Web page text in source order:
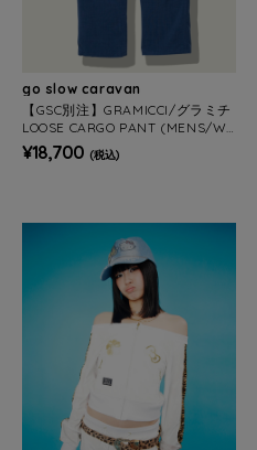
go slow caravan
【GSC別注】GRAMICCI/グラミチ
LOOSE CARGO PANT (MENS/WO
MENS)
¥18,700 (税込)